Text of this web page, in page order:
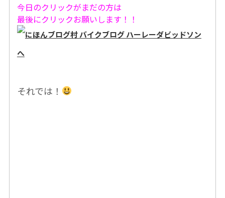
今日のクリックがまだの方は
最後にクリックお願いします！！
それでは！